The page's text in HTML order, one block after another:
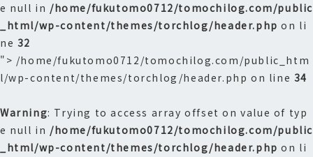
e null in /home/fukutomo0712/tomochilog.com/public
_html/wp-content/themes/torchlog/header.php on li
ne 32
"> /home/fukutomo0712/tomochilog.com/public_htm
l/wp-content/themes/torchlog/header.php on line 34
Warning: Trying to access array offset on value of typ
e null in /home/fukutomo0712/tomochilog.com/public
_html/wp-content/themes/torchlog/header.php on li